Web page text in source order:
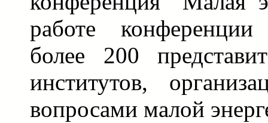
работе
более 200
институтов,
вопросами малой